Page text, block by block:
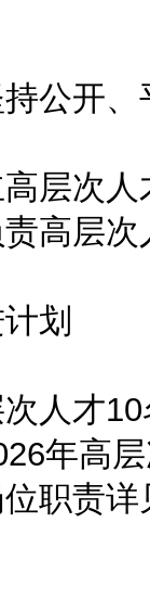
开、
次人
高层
划
才10
年高
职责